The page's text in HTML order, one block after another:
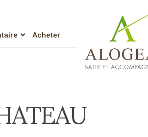
Acheter Lien vers l’accueil